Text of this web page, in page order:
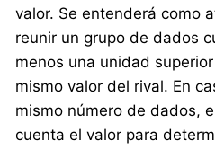
valor. Se entenderá como
reunir un grupo de dados
menos una unidad
mismo valor del rival. En
mismo número de dados,
cuenta el valor para